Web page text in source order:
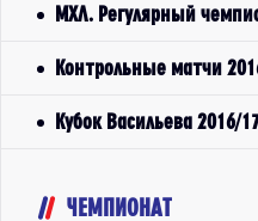
МХЛ. Регулярный
Контрольные матчи
Кубок Васильева 2016/
ЧЕМПИОНАТ